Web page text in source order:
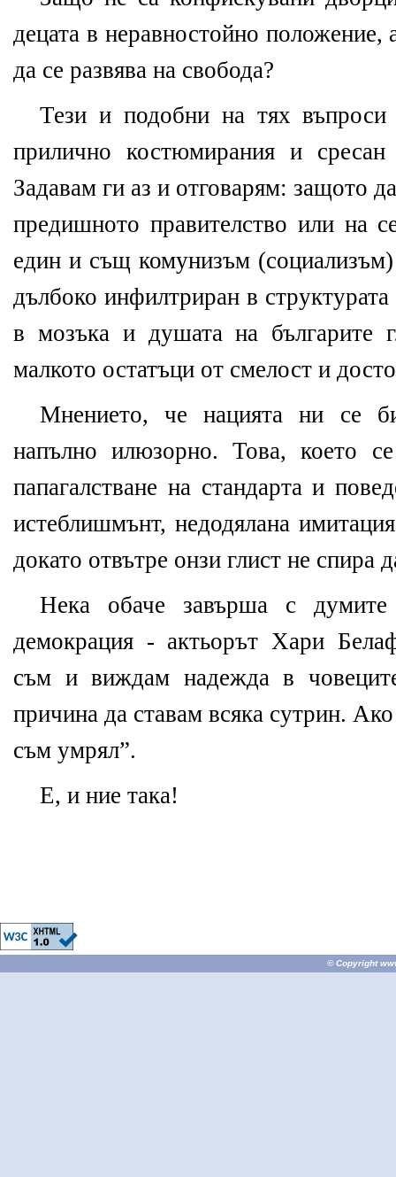
децата в неравностойно положение,
да се развява на свобода?
Тези и подобни на тях въпроси
прилично костюмирания и
Задавам ги аз и отговарям: защото
предишното правителство или на
един и същ комунизъм (социализъм)
дълбоко инфилтриран в
в мозъка и душата на българите
малкото остатъци от смелост и
Мнението, че нацията ни се
напълно илюзорно. Това, което
папагалстване на стандарта и
истеблишмънт, недодялана
докато отвътре онзи глист не спира
Нека обаче завърша с
демокрация - актьорът Хари
съм и виждам надежда в
причина да ставам всяка сутрин.
съм умрял”.
Е, и ние така!
© Copyright